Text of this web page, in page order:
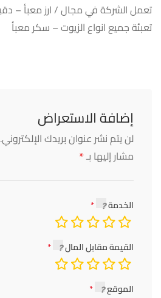
تعبئة جميع انواع الزيوت – سكر معبأ
إضافة الاستعراض
لن يتم نشر عنوان بريدك الإلكتروني.
مشار إليها بـ*
الخدمة
القيمة مقابل المال
الموقع